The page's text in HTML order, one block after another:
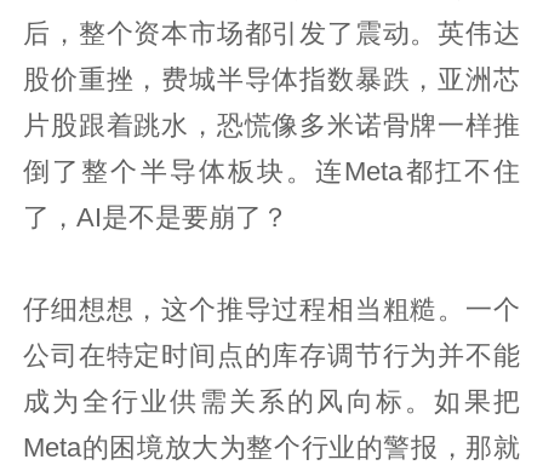
后，整个资本市场都引发了震动。英伟达
股价重挫，费城半导体指数暴跌，亚洲芯
片股跟着跳水，恐慌像多米诺骨牌一样推
倒了整个半导体板块。连Meta都扛不住
了，AI是不是要崩了？
仔细想想，这个推导过程相当粗糙。一个
公司在特定时间点的库存调节行为并不能
成为全行业供需关系的风向标。如果把
Meta的困境放大为整个行业的警报，那就